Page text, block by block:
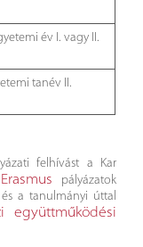
év I. vagy II.
tanév II.
felhívást a Kar
Erasmus pályázatok
a tanulmányi úttal
együttműködési